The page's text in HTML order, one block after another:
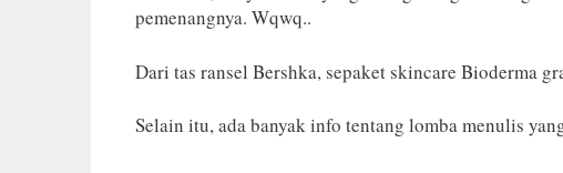
pemenangnya. Wqwq..
Dari tas ransel Bershka, sepaket skincare Bioderma
Selain itu, ada banyak info tentang lomba menulis